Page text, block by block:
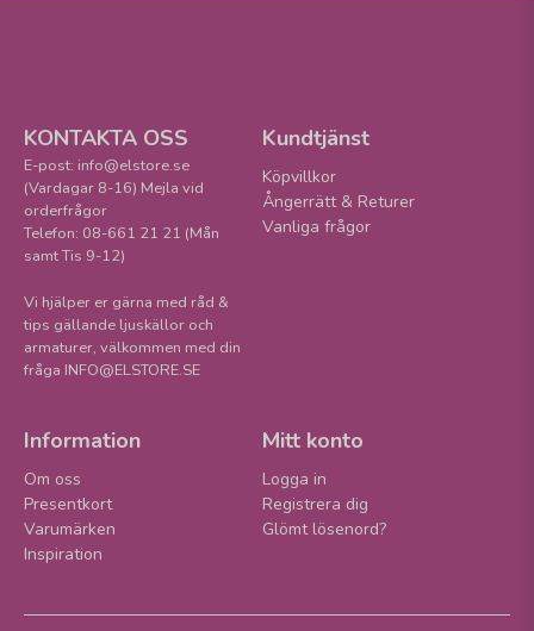
KONTAKTA OSS
E-post: info@elstore.se
(Vardagar 8-16) Mejla vid
orderfrågor
Telefon: 08-661 21 21 (Mån
samt Tis 9-12)
Vi hjälper er gärna med råd &
tips gällande ljuskällor och
armaturer, välkommen med din
fråga INFO@ELSTORE.SE
Kundtjänst
Köpvillkor
Ångerrätt & Returer
Vanliga frågor
Information
Om oss
Presentkort
Varumärken
Inspiration
Mitt konto
Logga in
Registrera dig
Glömt lösenord?